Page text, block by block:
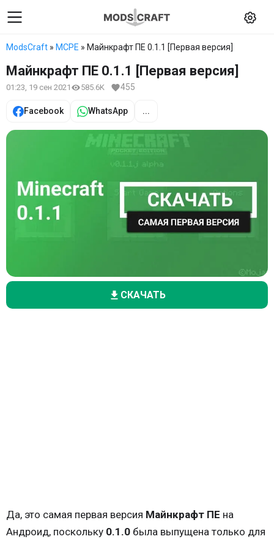
ModsCraft » MCPE » Майнкрафт ПЕ 0.1.1 [Первая версия]
Майнкрафт ПЕ 0.1.1 [Первая версия]
01:23, 19 сен 2021 585.6K 455
Facebook WhatsApp ...
СКАЧАТЬ
Да, это самая первая версия Майнкрафт ПЕ на
Андроид, поскольку 0.1.0 была выпущена только для